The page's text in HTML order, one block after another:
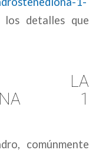
detalles que
LA
1
comúnmente